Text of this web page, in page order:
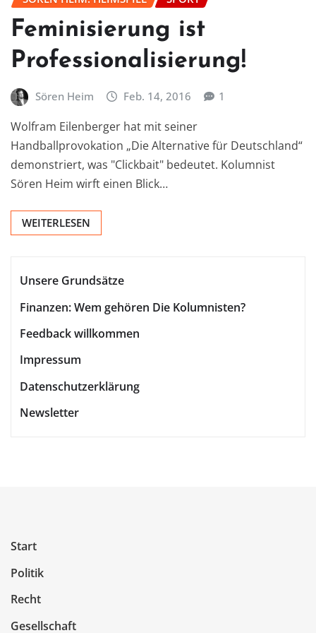
Feminisierung ist
Professionalisierung!
Sören Heim Feb. 14, 2016 1
Wolfram Eilenberger hat mit seiner
Handballprovokation „Die Alternative für Deutschland“
demonstriert, was "Clickbait" bedeutet. Kolumnist
Sören Heim wirft einen Blick…
WEITERLESEN
Unsere Grundsätze
Finanzen: Wem gehören Die Kolumnisten?
Feedback willkommen
Impressum
Datenschutzerklärung
Newsletter
Start
Politik
Recht
Gesellschaft